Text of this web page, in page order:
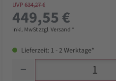
UVP634,27 €
449,55 €
inkl. MwSt zzgl. Versand *
Lieferzeit: 1 - 2 Werktage*